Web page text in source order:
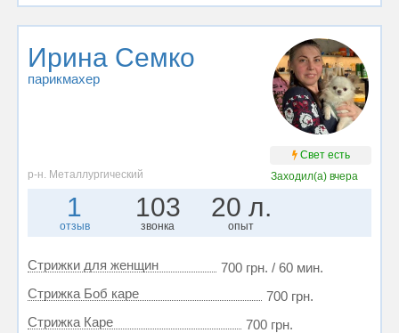
Ирина Семко
парикмахер
Свет есть
р-н. Металлургический
Заходил(а) вчера
1
отзыв
103
звонка
20 л.
опыт
Стрижки для женщин
700 грн. / 60 мин.
Стрижка Боб каре
700 грн.
Стрижка Каре
700 грн.